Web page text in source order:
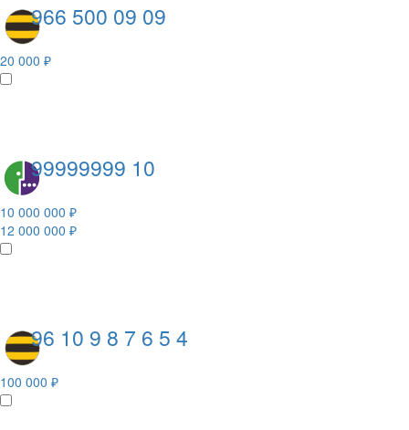
966 500 09 09
20 000 ₽
99999999 10
10 000 000 ₽
12 000 000 ₽
96 10 9 8 7 6 5 4
100 000 ₽